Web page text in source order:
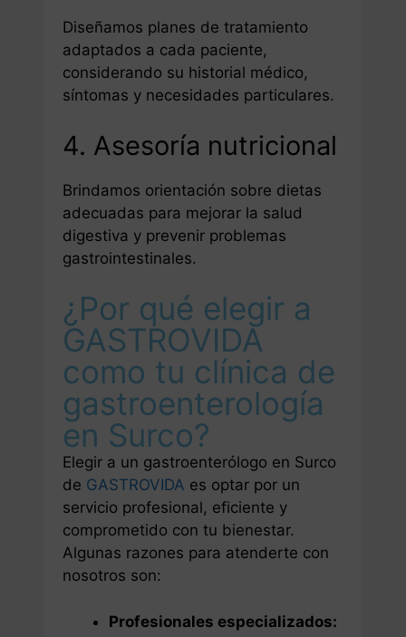
Diseñamos planes de tratamiento
adaptados a cada paciente,
considerando su historial médico,
síntomas y necesidades particulares.
4. Asesoría nutricional
Brindamos orientación sobre dietas
adecuadas para mejorar la salud
digestiva y prevenir problemas
gastrointestinales.
¿Por qué elegir a
GASTROVIDA
como tu clínica de
gastroenterología
en Surco?
Elegir a un gastroenterólogo en Surco
de GASTROVIDA es optar por un
servicio profesional, eficiente y
comprometido con tu bienestar.
Algunas razones para atenderte con
nosotros son:
Profesionales especializados: